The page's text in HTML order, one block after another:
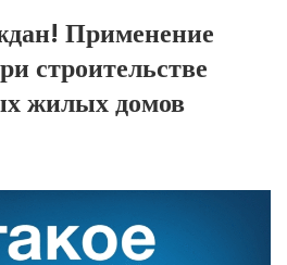
Применение
строительстве
жилых домов